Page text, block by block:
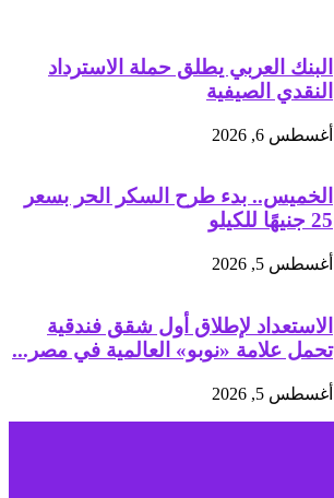
البنك العربي يطلق حملة الاسترداد
النقدي الصيفية
أغسطس 6, 2026
الخميس.. بدء طرح السكر الحر بسعر
25 جنيهًا للكيلو
أغسطس 5, 2026
الاستعداد لإطلاق أول شقق فندقية
تحمل علامة «نوبو» العالمية في مصر...
أغسطس 5, 2026